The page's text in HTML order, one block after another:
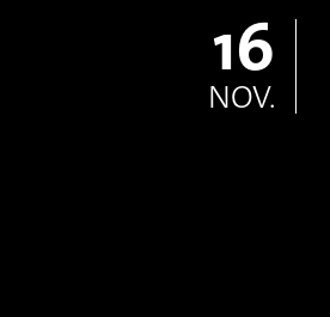
16
NOV.